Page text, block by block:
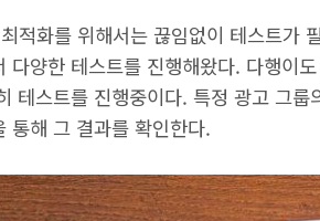
적화를 위해서는 끊임없이 테스트가
다양한 테스트를 진행해왔다. 다행이
테스트를 진행중이다. 특정 광고 그
통해 그 결과를 확인한다.